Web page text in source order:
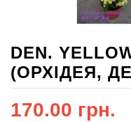
DEN.
(ОРХІДЕЯ,
170.00 грн.